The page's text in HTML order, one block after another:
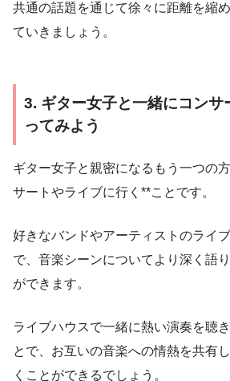
共通の話題を通じて徐々に距離を縮
ていきましょう。
3. ギター女子と一緒にコンサ
ってみよう
ギター女子と親密になるもう一つの
サートやライブに行く**ことです。
好きなバンドやアーティストのライ
で、音楽シーンについてより深く語
ができます。
ライブハウスで一緒に熱い演奏を聴
とで、お互いの音楽への情熱を共有
くことができるでしょう。